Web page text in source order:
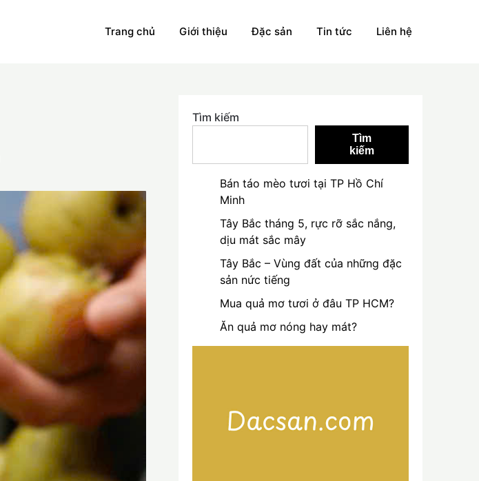
Trang chủ Giới thiệu Đặc sản Tin tức Liên hệ
Tìm kiếm
Tìm
kiếm
Bán táo mèo tươi tại TP Hồ Chí
Minh
Tây Bắc tháng 5, rực rỡ sắc nắng,
dịu mát sắc mây
Tây Bắc – Vùng đất của những đặc
sản nức tiếng
Mua quả mơ tươi ở đâu TP HCM?
Ăn quả mơ nóng hay mát?